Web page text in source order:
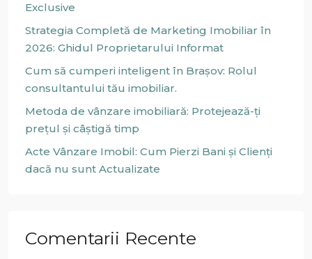
Exclusive
Strategia Completă de Marketing Imobiliar în
2026: Ghidul Proprietarului Informat
Cum să cumperi inteligent în Brașov: Rolul
consultantului tău imobiliar.
Metoda de vânzare imobiliară: Protejează-ți
prețul și câștigă timp
Acte Vânzare Imobil: Cum Pierzi Bani și Clienți
dacă nu sunt Actualizate
Comentarii Recente